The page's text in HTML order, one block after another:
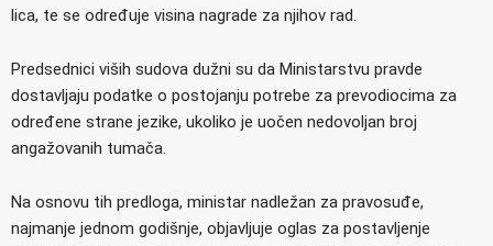
lica, te se određuje visina nagrade za njihov rad.
Predsednici viših sudova dužni su da Ministarstvu pravde
dostavljaju podatke o postojanju potrebe za prevodiocima za
određene strane jezike, ukoliko je uočen nedovoljan broj
angažovanih tumača.
Na osnovu tih predloga, ministar nadležan za pravosuđe,
najmanje jednom godišnje, objavljuje oglas za postavljenje